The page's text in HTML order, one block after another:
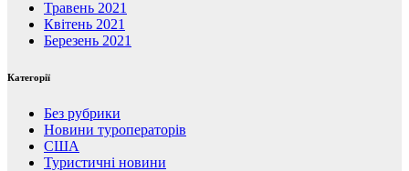
Травень 2021
Квітень 2021
Березень 2021
Категорії
Без рубрики
Новини туроператорів
США
Туристичні новини